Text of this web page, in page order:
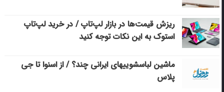
ریزش قیمت‌ها در بازار لپ‌تاپ / در خرید لپ‌تاپ
استوک به این نکات توجه کنید
ماشین لباسشویی‎های ایرانی چند؟ / از اسنوا تا جی
پلاس